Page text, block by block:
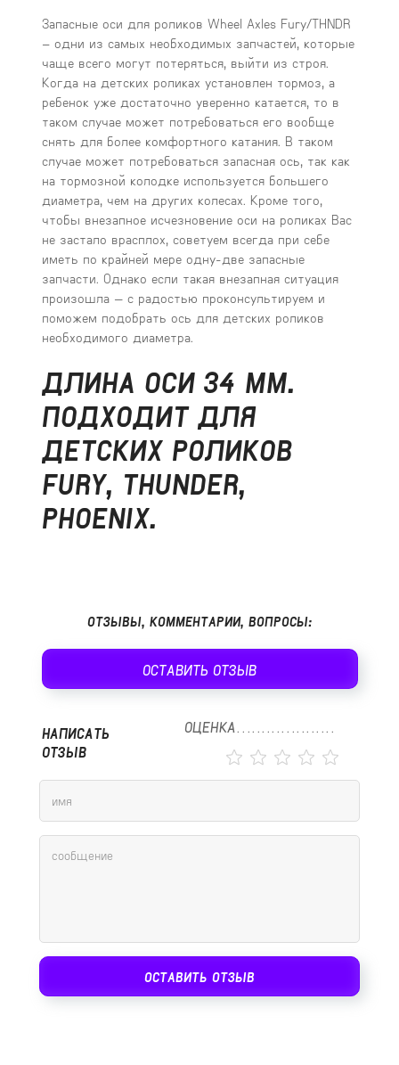
Запасные оси для роликов Wheel Аxles Fury/THNDR
– одни из самых необходимых запчастей, которые
чаще всего могут потеряться, выйти из строя.
Когда на детских роликах установлен тормоз, а
ребенок уже достаточно уверенно катается, то в
таком случае может потребоваться его вообще
снять для более комфортного катания. В таком
случае может потребоваться запасная ось, так как
на тормозной колодке используется большего
диаметра, чем на других колесах. Кроме того,
чтобы внезапное исчезновение оси на роликах Вас
не застало врасплох, советуем всегда при себе
иметь по крайней мере одну-две запасные
запчасти. Однако если такая внезапная ситуация
произошла — с радостью проконсультируем и
поможем подобрать ось для детских роликов
необходимого диаметра.
ДЛИНА ОСИ 34 ММ.
ПОДХОДИТ ДЛЯ
ДЕТСКИХ РОЛИКОВ
FURY, THUNDER,
PHOENIX.
ОТЗЫВЫ, КОММЕНТАРИИ, ВОПРОСЫ:
ОСТАВИТЬ ОТЗЫВ
НАПИСАТЬ
ОТЗЫВ
ОЦЕНКА
ОСТАВИТЬ ОТЗЫВ